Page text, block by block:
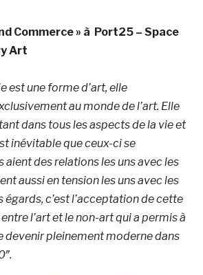
Commerce » à Port25 – Space
Art
est une forme d’art, elle
au monde de l’art. Elle
dans tous les aspects de la vie et
inévitable que ceux-ci se
aient des relations les uns avec les
aussi en tension les uns avec les
égards, c’est l’acceptation de cette
l’art et le non-art qui a permis à
devenir pleinement moderne dans